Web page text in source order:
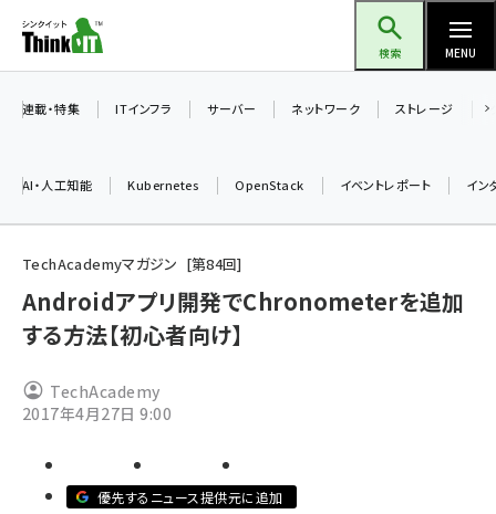
ン
ツ
検索 MENU
加藤銘のチーム貢献～仲間と築いた勝利の絆～ (2287)
iot女子会 (2243)
drupal (1921)
ai crunch (1336)
連載・特集 ITインフラ サーバー ネットワーク ストレージ
AI・人工知能 Kubernetes OpenStack イベントレポート イン
TechAcademyマガジン 第84回
Androidアプリ開発でChronometerを追加
する方法【初心者向け】
TechAcademy
2017年4月27日 9:00
優先するニュース提供元に追加